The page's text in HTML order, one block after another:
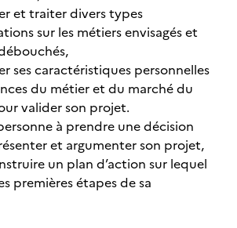
et traiter divers types
sur les métiers envisagés et
ses caractéristiques personnelles
du métier et du marché du
valider son projet.
à prendre une décision
et argumenter son projet,
un plan d’action sur lequel
premières étapes de sa